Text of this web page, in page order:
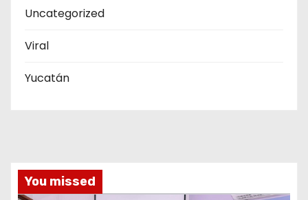
Uncategorized
Viral
Yucatán
You missed